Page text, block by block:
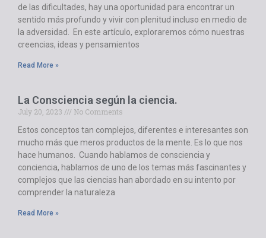
de las dificultades, hay una oportunidad para encontrar un
sentido más profundo y vivir con plenitud incluso en medio de
la adversidad. En este artículo, exploraremos cómo nuestras
creencias, ideas y pensamientos
Read More »
La Consciencia según la ciencia.
July 20, 2023
No Comments
Estos conceptos tan complejos, diferentes e interesantes son
mucho más que meros productos de la mente. Es lo que nos
hace humanos. Cuando hablamos de consciencia y
conciencia, hablamos de uno de los temas más fascinantes y
complejos que las ciencias han abordado en su intento por
comprender la naturaleza
Read More »